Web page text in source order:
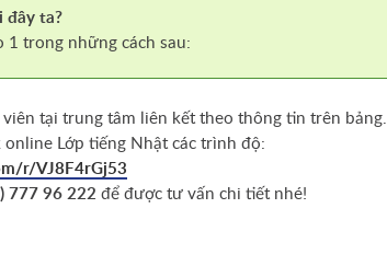
đây ta?
1 trong những cách sau:
viên tại trung tâm liên kết theo thông tin trên bảng.
online Lớp tiếng Nhật các trình độ:
r/VJ8F4rGj53
777 96 222 để được tư vấn chi tiết nhé!